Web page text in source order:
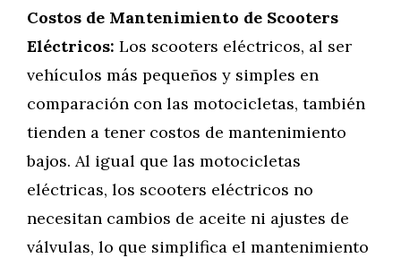
Costos de Mantenimiento de Scooters
Eléctricos: Los scooters eléctricos, al ser
vehículos más pequeños y simples en
comparación con las motocicletas, también
tienden a tener costos de mantenimiento
bajos. Al igual que las motocicletas
eléctricas, los scooters eléctricos no
necesitan cambios de aceite ni ajustes de
válvulas, lo que simplifica el mantenimiento